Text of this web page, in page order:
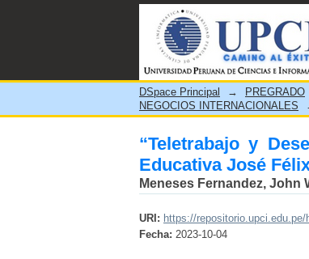
“Teletrabajo y
Luricocha, Huanta
DSpace Principal → PREGRADO
NEGOCIOS INTERNACIONALES
“Teletrabajo y
Educativa José
Meneses Fernandez, John
URI: https://repositorio.upci.edu.pe/
Fecha: 2023-10-04